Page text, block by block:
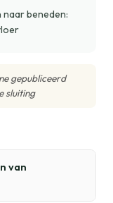
naar beneden:
gepubliceerd
sluiting
van